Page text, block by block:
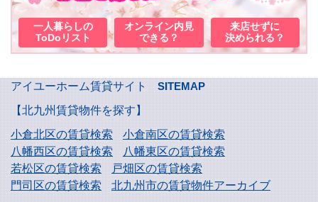
一人暮らしの
ToDoリスト
オンライン内見
できる？
来店せずに
決められる？
アイユーホーム賃貸サイト
SITEMAP
【北九州賃貸物件を探す】
小倉北区の賃貸検索
小倉南区の賃貸検索
八幡西区の賃貸検索
八幡東区の賃貸検索
若松区の賃貸検索
戸畑区の賃貸検索
門司区の賃貸検索
北九州市の賃貸物件アーカイブ